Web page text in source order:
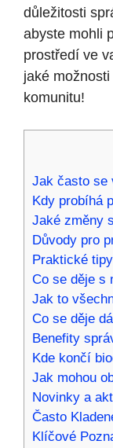
důležitosti
abyste mohli
prostředí ve
jaké
komunitu!
Jak často se
Kdy probíhá
Jaké změny
Důvody pro
Praktické
Co se děje s
Jak to
Co se děje
Benefity
Kde končí
Jak mohou
Novinky a
Často
Klíčové